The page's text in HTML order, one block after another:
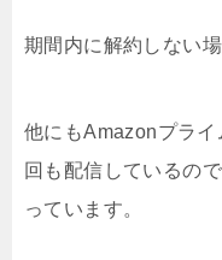
期間内に解約しない
他にもAmazonプラ
回も配信しているの
っています。